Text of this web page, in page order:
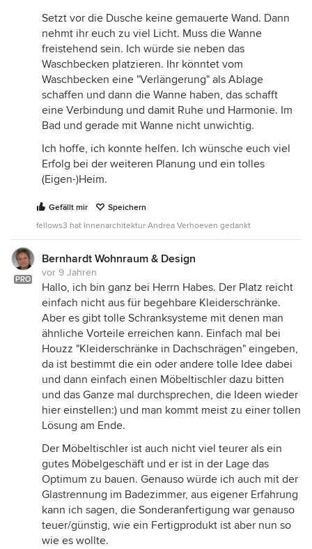
Setzt vor die Dusche keine gemauerte Wand. Dann
nehmt ihr euch zu viel Licht. Muss die Wanne
freistehend sein. Ich würde sie neben das
Waschbecken platzieren. Ihr könntet vom
Waschbecken eine "Verlängerung" als Ablage
schaffen und dann die Wanne haben, das schafft
eine Verbindung und damit Ruhe und Harmonie. Im
Bad und gerade mit Wanne nicht unwichtig.
Ich hoffe, ich konnte helfen. Ich wünsche euch viel
Erfolg bei der weiteren Planung und ein tolles
(Eigen-)Heim.
Gefällt mir
Speichern
fellows3 hat Innenarchitektur Andrea Verhoeven gedankt
PRO
Bernhardt Wohnraum & Design
vor 9 Jahren
Hallo, ich bin ganz bei Herrn Habes. Der Platz reicht
einfach nicht aus für begehbare Kleiderschränke.
Aber es gibt tolle Schranksysteme mit denen man
ähnliche Vorteile erreichen kann. Einfach mal bei
Houzz "Kleiderschränke in Dachschrägen" eingeben,
da ist bestimmt die ein oder andere tolle Idee dabei
und dann einfach einen Möbeltischler dazu bitten
und das Ganze mal durchsprechen, die Ideen wieder
hier einstellen:) und man kommt meist zu einer tollen
Lösung am Ende.
Der Möbeltischler ist auch nicht viel teurer als ein
gutes Möbelgeschäft und er ist in der Lage das
Optimum zu bauen. Genauso würde ich auch mit der
Glastrennung im Badezimmer, aus eigener Erfahrung
kann ich sagen, die Sonderanfertigung war genauso
teuer/günstig, wie ein Fertigprodukt ist aber nun so
wie es wollte.